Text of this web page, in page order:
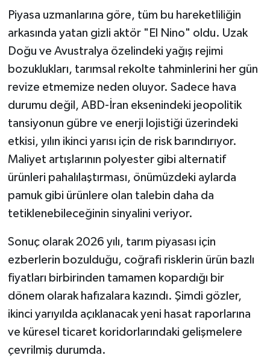
Piyasa uzmanlarına göre, tüm bu hareketliliğin
arkasında yatan gizli aktör "El Nino" oldu. Uzak
Doğu ve Avustralya özelindeki yağış rejimi
bozuklukları, tarımsal rekolte tahminlerini her gün
revize etmemize neden oluyor. Sadece hava
durumu değil, ABD-İran eksenindeki jeopolitik
tansiyonun gübre ve enerji lojistiği üzerindeki
etkisi, yılın ikinci yarısı için de risk barındırıyor.
Maliyet artışlarının polyester gibi alternatif
ürünleri pahalılaştırması, önümüzdeki aylarda
pamuk gibi ürünlere olan talebin daha da
tetiklenebileceğinin sinyalini veriyor.
Sonuç olarak 2026 yılı, tarım piyasası için
ezberlerin bozulduğu, coğrafi risklerin ürün bazlı
fiyatları birbirinden tamamen kopardığı bir
dönem olarak hafızalara kazındı. Şimdi gözler,
ikinci yarıyılda açıklanacak yeni hasat raporlarına
ve küresel ticaret koridorlarındaki gelişmelere
çevrilmiş durumda.